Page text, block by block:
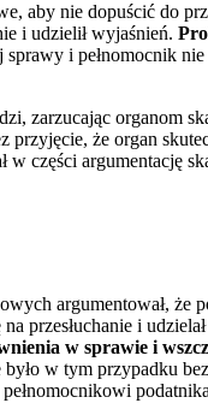
aby nie dopuścić do
i udzielił wyjaśnień.
sprawy i pełnomocnik
zarzucając organom
że organ
w części argumentację
argumentował, że
przesłuchanie i
w sprawie i
w tym przypadku